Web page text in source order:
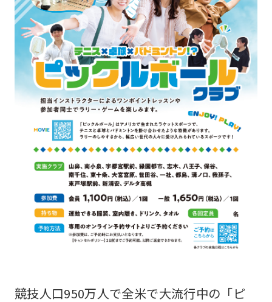
競技人口950万人で全米で大流行中の「ピ